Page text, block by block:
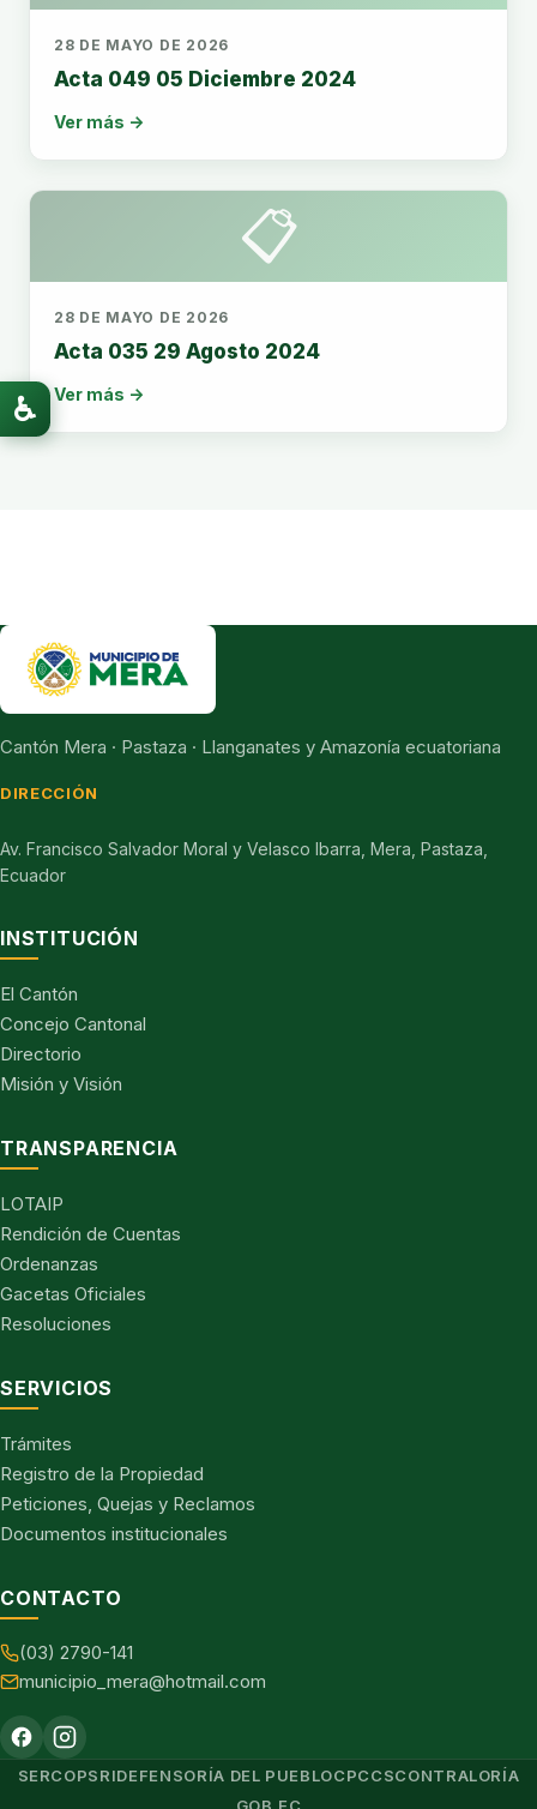
28 DE MAYO DE 2026
Acta 049 05 Diciembre 2024
Ver más →
📋
28 DE MAYO DE 2026
Acta 035 29 Agosto 2024
Ver más →
Cantón Mera · Pastaza · Llanganates y Amazonía ecuatoriana
DIRECCIÓN
Av. Francisco Salvador Moral y Velasco Ibarra, Mera, Pastaza,
Ecuador
INSTITUCIÓN
El Cantón
Concejo Cantonal
Directorio
Misión y Visión
TRANSPARENCIA
LOTAIP
Rendición de Cuentas
Ordenanzas
Gacetas Oficiales
Resoluciones
SERVICIOS
Trámites
Registro de la Propiedad
Peticiones, Quejas y Reclamos
Documentos institucionales
CONTACTO
(03) 2790-141
municipio_mera@hotmail.com
SERCOPSRIDEFENSORÍA DEL PUEBLOCPCCSCONTRALORÍA
♿